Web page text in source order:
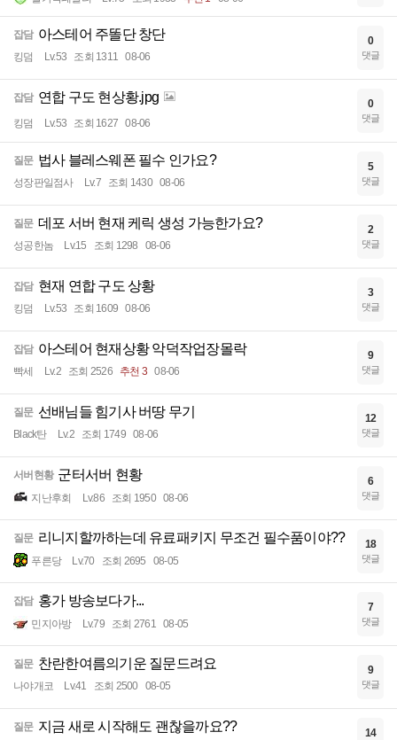
잡담 아스테어 주똘단 창단
킹덤 Lv.53 조회 1311 08-06
0
댓글
잡담 연합 구도 현상황.jpg
킹덤 Lv.53 조회 1627 08-06
0
댓글
질문 법사 블레스웨폰 필수 인가요?
성장판일점사 Lv.7 조회 1430 08-06
5
댓글
질문 데포 서버 현재 케릭 생성 가능한가요?
성공한놈 Lv.15 조회 1298 08-06
2
댓글
잡담 현재 연합 구도 상황
킹덤 Lv.53 조회 1609 08-06
3
댓글
잡담 아스테어 현재상황 악덕작업장몰락
빡세 Lv.2 조회 2526 추천 3 08-06
9
댓글
질문 선배님들 힘기사 버땅 무기
Black탄 Lv.2 조회 1749 08-06
12
댓글
서버현황 군터서버 현황
지난후회 Lv.86 조회 1950 08-06
6
댓글
질문 리니지할까하는데 유료패키지 무조건 필수품이야??
푸른당 Lv.70 조회 2695 08-05
18
댓글
잡담 홍가 방송보다가...
민지아방 Lv.79 조회 2761 08-05
7
댓글
질문 찬란한여름의기운 질문드려요
나야개코 Lv.41 조회 2500 08-05
9
댓글
질문 지금 새로 시작해도 괜찮을까요?? 14